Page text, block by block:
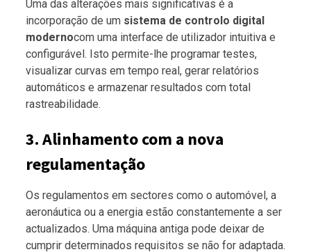
Uma das alterações mais significativas é a
incorporação de um sistema de controlo digital
modernocom uma interface de utilizador intuitiva e
configurável. Isto permite-lhe programar testes,
visualizar curvas em tempo real, gerar relatórios
automáticos e armazenar resultados com total
rastreabilidade.
3. Alinhamento com a nova
regulamentação
Os regulamentos em sectores como o automóvel, a
aeronáutica ou a energia estão constantemente a ser
actualizados. Uma máquina antiga pode deixar de
cumprir determinados requisitos se não for adaptada.